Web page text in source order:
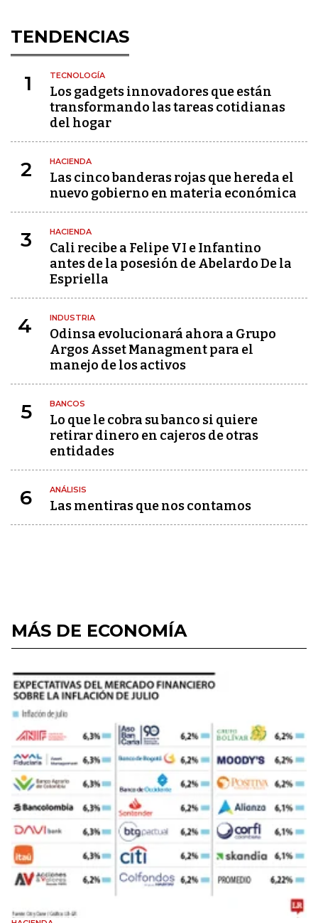
TENDENCIAS
1 TECNOLOGÍA
Los gadgets innovadores que están
transformando las tareas cotidianas
del hogar
2 HACIENDA
Las cinco banderas rojas que hereda el
nuevo gobierno en materia económica
3 HACIENDA
Cali recibe a Felipe VI e Infantino
antes de la posesión de Abelardo De la
Espriella
4 INDUSTRIA
Odinsa evolucionará ahora a Grupo
Argos Asset Managment para el
manejo de los activos
5 BANCOS
Lo que le cobra su banco si quiere
retirar dinero en cajeros de otras
entidades
6 ANÁLISIS
Las mentiras que nos contamos
MÁS DE ECONOMÍA